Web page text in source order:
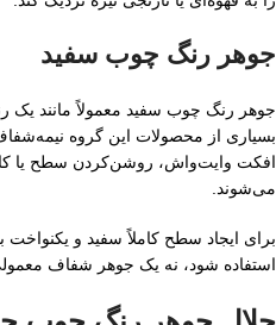
جوهر رنگ چوب سفید
جوهر رنگ چوب سفید معمولاً مانند
بسیاری از محصولات این گروه نیمه‌شفاف
افکت وایت‌واش، روشن‌کردن سطح یا
می‌شوند.
برای ایجاد سطح کاملاً سفید و
استفاده شود، نه یک جوهر شفاف